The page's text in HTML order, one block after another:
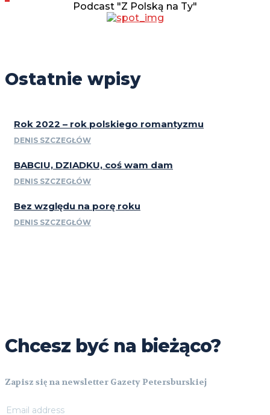
Podcast "Z Polską na Ty"
Ostatnie wpisy
Rok 2022 – rok polskiego romantyzmu
DENIS SZCZEGŁÓW
BABCIU, DZIADKU, coś wam dam
DENIS SZCZEGŁÓW
Bez względu na porę roku
DENIS SZCZEGŁÓW
Chcesz być na bieżąco?
Zapisz się na newsletter Gazety Petersburskiej